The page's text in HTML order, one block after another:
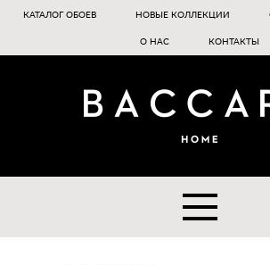
КАТАЛОГ ОБОЕВ НОВЫЕ КОЛЛЕКЦИИ
О НАС КОНТАКТЫ